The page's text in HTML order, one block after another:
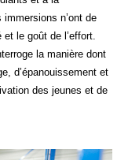
n’ont de
le goût de l’effort.
la manière dont
d’épanouissement et
des jeunes et de